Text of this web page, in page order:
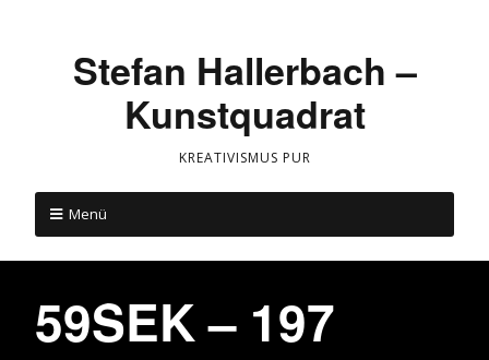
Stefan Hallerbach –
Kunstquadrat
KREATIVISMUS PUR
Menü
59SEK – 197